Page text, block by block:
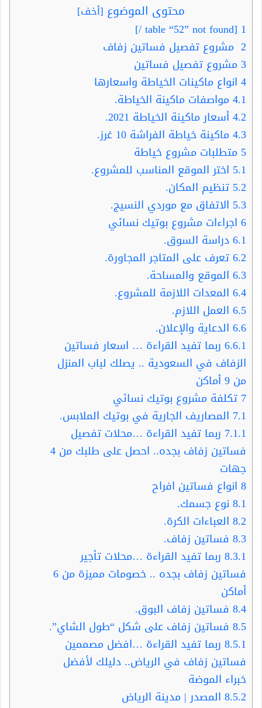
محتوى الموضوع [أخف]
1
[table “52” not found /]
2 مشروع تفصيل فساتين زفاف
3مشروع تفصيل فساتين
4 انواع ماكينات الخياطة واسعارها
4.1مواصفات ماكينة الخياطة.
4.2أسعار ماكينة الخياطة 2021.
4.3ماكينة خياطة الفراشة 10 غرز.
5 متطلبات مشروع خياطة
5.1 اختر الموقع المناسب للمشروع.
5.2 تنظيم المكان.
5.3 الاتفاق مع موردي النسيج.
6 اجراءات مشروع بوتيك نسائي
6.1دراسة السوق.
6.2تعرف على المتاجر المجاورة.
6.3 الموقع والمساحة.
6.4 المعدات اللازمة للمشروع.
6.5 العمل اللازم.
6.6 الدعاية والإعلان.
6.6.1 ربما تفيد القراءة … اسعار فساتين
الزفاف في السعودية .. يصلك لباب المنزل
من 9 أماكن
7 تكلفة مشروع بوتيك نسائي
7.1 المصاريف الجارية في بوتيك الملابس.
7.1.1 ربما تفيد القراءة …محلات تفصيل
فساتين زفاف بجده.. احصل على طلبك من 4
جهات
8 انواع فساتين افراح
8.1 نوع جسمك.
8.2 العباءات الكرة.
8.3 فساتين زفاف.
8.3.1 ربما تفيد القراءة …محلات تأجير
فساتين زفاف بجده .. خصومات مميزة من 6
أماكن
8.4 فساتين زفاف البوق.
8.5 فساتين زفاف على شكل “طول الشاي”.
8.5.1 ربما تفيد القراءة …افضل مصممين
فساتين زفاف في الرياض.. دليلك لأفضل
خبراء الموضة
8.5.2 المصدر | مدينة الرياض